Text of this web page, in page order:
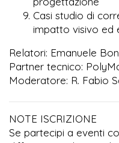
Casi studio di
impatto visivo ed
Relatori: Emanuele
Partner tecnico:
Moderatore: R. Fabio
NOTE ISCRIZIONE
Se partecipi a eventi